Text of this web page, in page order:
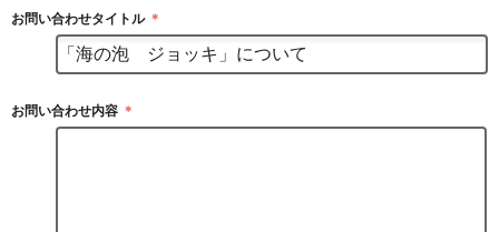
お問い合わせタイトル ＊
お問い合わせ内容 ＊